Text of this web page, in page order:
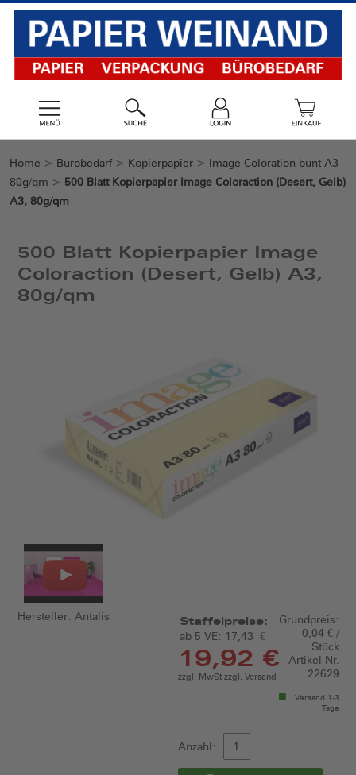
Home > Bürobedarf > Kopierpapier > Image Coloration bunt A3 -
80g/qm > 500 Blatt Kopierpapier Image Coloraction (Desert, Gelb)
A3, 80g/qm
500 Blatt Kopierpapier Image
Coloraction (Desert, Gelb) A3,
80g/qm
Hersteller: Antalis Staffelpreise:
ab 5 VE: 17,43 €
19,92 €
zzgl. MwSt zzgl. Versand
Grundpreis:
0,04 € /
Stück
Artikel Nr.
22629
Versand 1-3
Tage
Anzahl: